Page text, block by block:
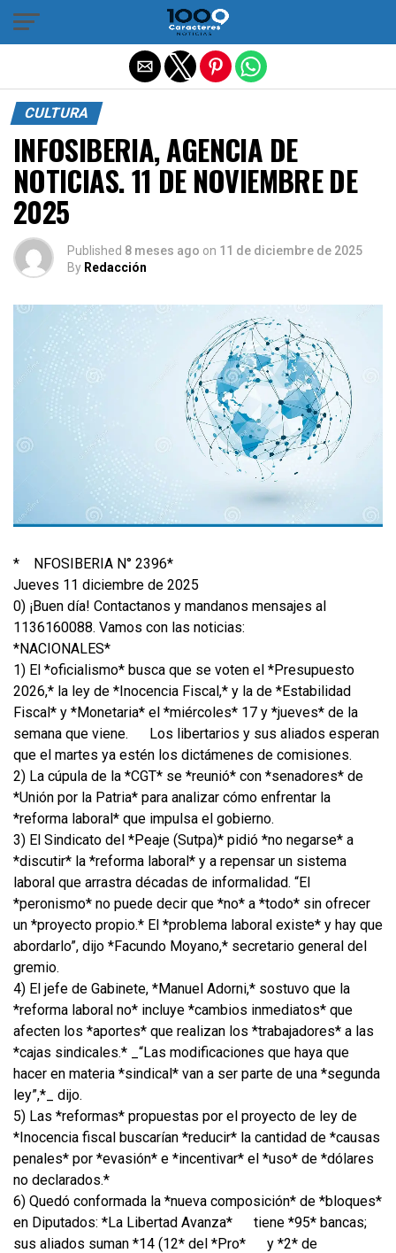
CULTURA
INFOSIBERIA, AGENCIA DE
NOTICIAS. 11 DE NOVIEMBRE DE
2025
Published 8 meses ago on 11 de diciembre de 2025
By Redacción
*
NFOSIBERIA N° 2396*
Jueves 11 diciembre de 2025
0) ¡Buen día! Contactanos y mandanos mensajes al
1136160088. Vamos con las noticias:
*NACIONALES*
1) El *oficialismo* busca que se voten el *Presupuesto
2026,* la ley de *Inocencia Fiscal,* y la de *Estabilidad
Fiscal* y *Monetaria* el *miércoles* 17 y *jueves* de la
semana que viene.
Los libertarios y sus aliados esperan
que el martes ya estén los dictámenes de comisiones.
2) La cúpula de la *CGT* se *reunió* con *senadores* de
*Unión por la Patria* para analizar cómo enfrentar la
*reforma laboral* que impulsa el gobierno.
3) El Sindicato del *Peaje (Sutpa)* pidió *no negarse* a
*discutir* la *reforma laboral* y a repensar un sistema
laboral que arrastra décadas de informalidad. “El
*peronismo* no puede decir que *no* a *todo* sin ofrecer
un *proyecto propio.* El *problema laboral existe* y hay que
abordarlo”, dijo *Facundo Moyano,* secretario general del
gremio.
4) El jefe de Gabinete, *Manuel Adorni,* sostuvo que la
*reforma laboral no* incluye *cambios inmediatos* que
afecten los *aportes* que realizan los *trabajadores* a las
*cajas sindicales.* _“Las modificaciones que haya que
hacer en materia *sindical* van a ser parte de una *segunda
ley”,*_ dijo.
5) Las *reformas* propuestas por el proyecto de ley de
*Inocencia fiscal buscarían *reducir* la cantidad de *causas
penales* por *evasión* e *incentivar* el *uso* de *dólares
no declarados.*
6) Quedó conformada la *nueva composición* de *bloques*
en Diputados: *La Libertad Avanza*
tiene *95* bancas;
sus aliados suman *14 (12* del *Pro*
y *2* de
Salir de la versión móvil